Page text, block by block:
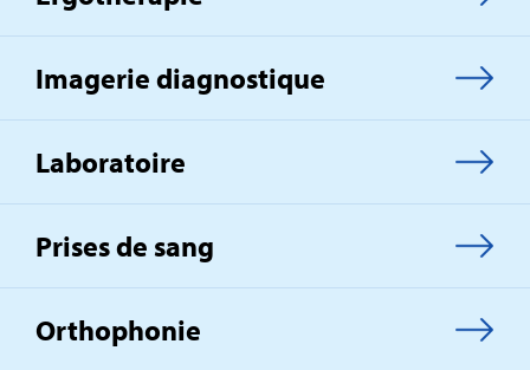
Imagerie diagnostique
Laboratoire
Prises de sang
Orthophonie